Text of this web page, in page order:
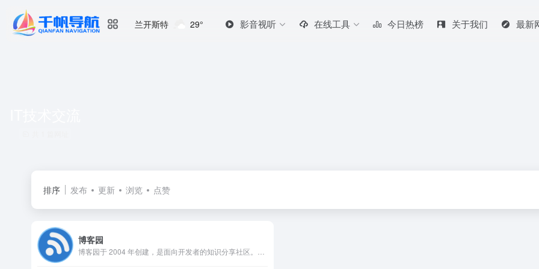
兰开斯特 29° 影音视听 在线工具 今日热榜 关于我们 最新
排序 发布 更新 浏览 点赞
博客园